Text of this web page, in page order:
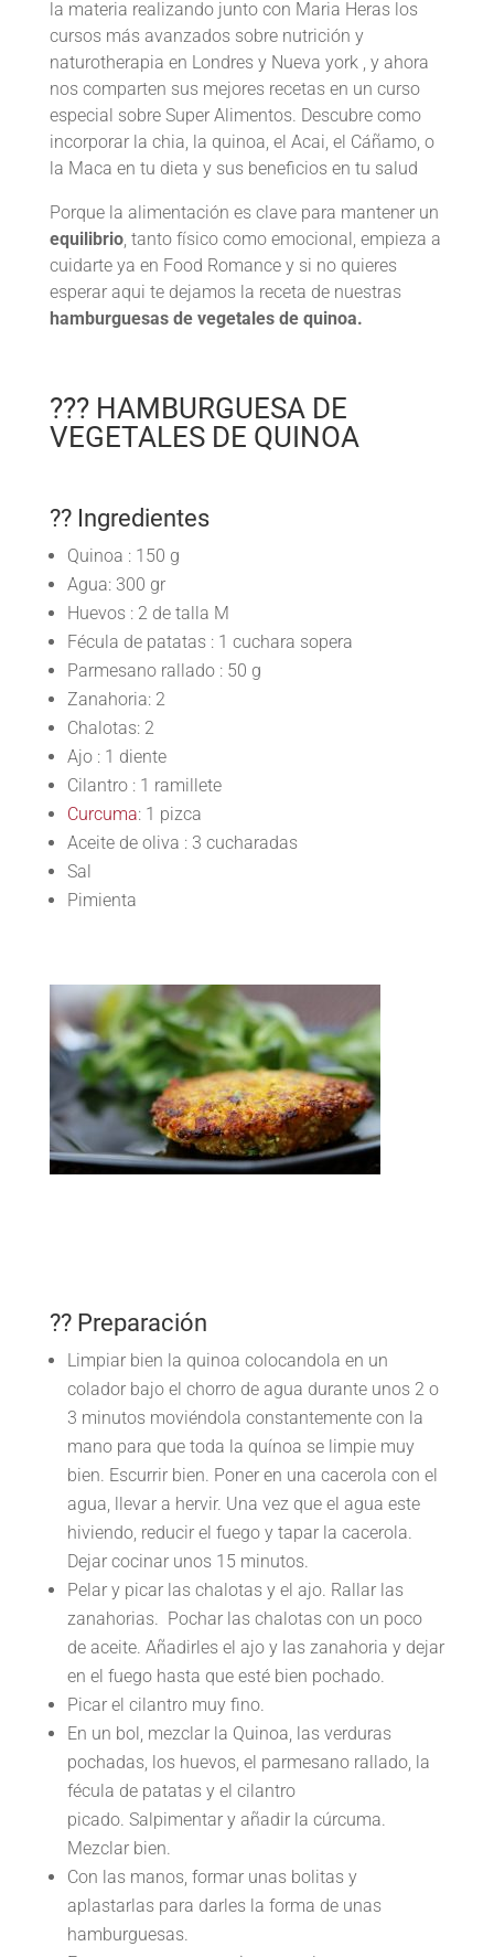
la materia realizando junto con Maria Heras los
cursos más avanzados sobre nutrición y
naturotherapia en Londres y Nueva york , y ahora
nos comparten sus mejores recetas en un curso
especial sobre Super Alimentos. Descubre como
incorporar la chia, la quinoa, el Acai, el Cáñamo, o
la Maca en tu dieta y sus beneficios en tu salud
Porque la alimentación es clave para mantener un
equilibrio, tanto físico como emocional, empieza a
cuidarte ya en Food Romance y si no quieres
esperar aqui te dejamos la receta de nuestras
hamburguesas de vegetales de quinoa.
??? HAMBURGUESA DE
VEGETALES DE QUINOA
?? Ingredientes
Quinoa : 150 g
Agua: 300 gr
Huevos : 2 de talla M
Fécula de patatas : 1 cuchara sopera
Parmesano rallado : 50 g
Zanahoria: 2
Chalotas: 2
Ajo : 1 diente
Cilantro : 1 ramillete
Curcuma: 1 pizca
Aceite de oliva : 3 cucharadas
Sal
Pimienta
?? Preparación
Limpiar bien la quinoa colocandola en un
colador bajo el chorro de agua durante unos 2 o
3 minutos moviéndola constantemente con la
mano para que toda la quínoa se limpie muy
bien. Escurrir bien. Poner en una cacerola con el
agua, llevar a hervir. Una vez que el agua este
hiviendo, reducir el fuego y tapar la cacerola.
Dejar cocinar unos 15 minutos.
Pelar y picar las chalotas y el ajo. Rallar las
zanahorias. Pochar las chalotas con un poco
de aceite. Añadirles el ajo y las zanahoria y dejar
en el fuego hasta que esté bien pochado.
Picar el cilantro muy fino.
En un bol, mezclar la Quinoa, las verduras
pochadas, los huevos, el parmesano rallado, la
fécula de patatas y el cilantro
picado. Salpimentar y añadir la cúrcuma.
Mezclar bien.
Con las manos, formar unas bolitas y
aplastarlas para darles la forma de unas
hamburguesas.